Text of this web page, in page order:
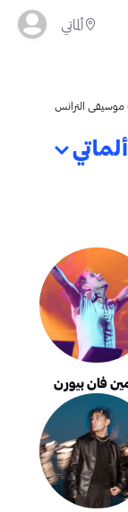
ألماتي
الترانس
ألماتي
فان بيورن